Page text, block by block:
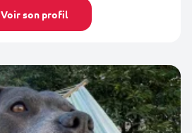
Voir son profil